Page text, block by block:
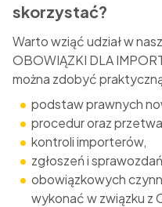
skorzystać?
Warto wziąć udział w
OBOWIĄZKI DLA
można zdobyć
podstaw prawnych
procedur oraz
kontroli importerów,
zgłoszeń i
obowiązkowych
wykonać w związku z